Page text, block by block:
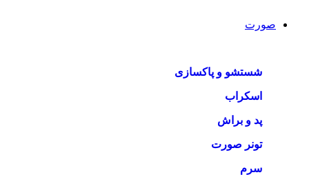
صورت
شستشو و پاکسازی
اسکراب
پد و براش
تونر صورت
سرم